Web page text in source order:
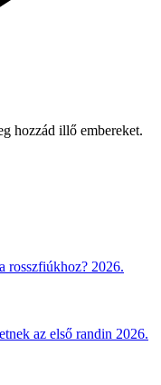
hozzád illő embereket.
rosszfiúkhoz? 2026.
az első randin 2026.